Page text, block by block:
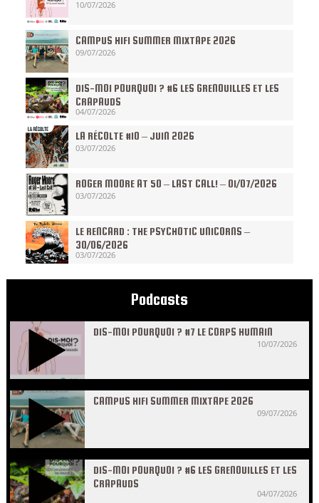
10/07/2026
CAMPUS HIFI SUMMER MIXTAPE 2026
09/07/2026
DIS-MOI POURQUOI ? #6 LES GRENOUILLES ET LES
CRAPAUDS
04/07/2026
LA RÉCOLTE #10 – JUIN 2026
03/07/2026
ROGER MOORE AT 50 – LAST CALL! – 01/07/2026
03/07/2026
LE RENCARD : THE PSYCHOTIC UNICORNS –
30/06/2026
03/07/2026
Podcasts
DIS-MOI POURQUOI ? #7 LE CORPS HUMAIN
10/07/2026
CAMPUS HIFI SUMMER MIXTAPE 2026
09/07/2026
DIS-MOI POURQUOI ? #6 LES GRENOUILLES ET LES
CRAPAUDS
04/07/2026